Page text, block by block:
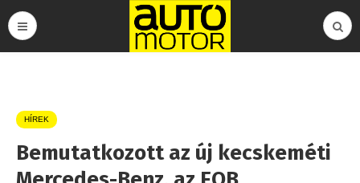
HÍREK
Bemutatkozott az új kecskeméti